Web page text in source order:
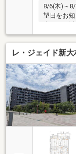
8/6(木)～
望日をお
宅ローン
ニーで日
学校、ス
佐世保市立
スーパー
約3分）・
10分）
レ・ジェイド新